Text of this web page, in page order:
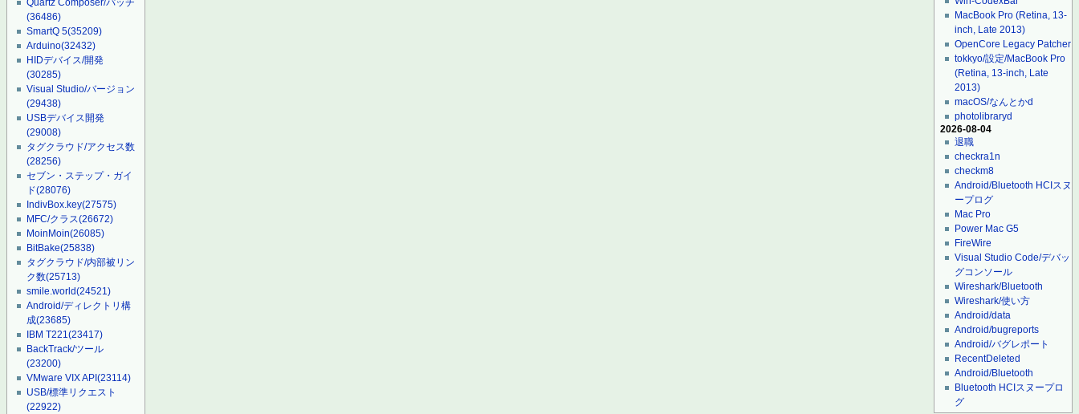
Quartz Composer/パッチ
(36486)
SmartQ 5(35209)
Arduino(32432)
HIDデバイス/開発
(30285)
Visual Studio/バージョン
(29438)
USBデバイス開発
(29008)
タグクラウド/アクセス数
(28256)
セブン・ステップ・ガイ
ド(28076)
IndivBox.key(27575)
MFC/クラス(26672)
MoinMoin(26085)
BitBake(25838)
タグクラウド/内部被リン
ク数(25713)
smile.world(24521)
Android/ディレクトリ構
成(23685)
IBM T221(23417)
BackTrack/ツール
(23200)
VMware VIX API(23114)
USB/標準リクエスト
(22922)
MacBook Pro (Retina, 13-
inch, Late 2013)
OpenCore Legacy Patcher
tokkyo/設定/MacBook Pro
(Retina, 13-inch, Late
2013)
macOS/なんとかd
photolibraryd
2026-08-04
退職
checkra1n
checkm8
Android/Bluetooth HCIスヌ
ープログ
Mac Pro
Power Mac G5
FireWire
Visual Studio Code/デバッ
グコンソール
Wireshark/Bluetooth
Wireshark/使い方
Android/data
Android/bugreports
Android/バグレポート
RecentDeleted
Android/Bluetooth
Bluetooth HCIスヌープロ
グ